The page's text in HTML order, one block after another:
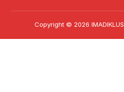
Copyright © 2026 IMADIKLUS